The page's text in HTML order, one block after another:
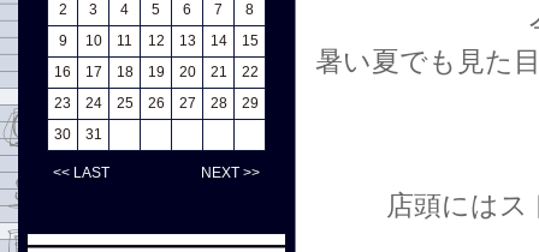
暑い夏でも見た
店頭には
2
3 4 5 6 7
8
9
10 11 12 13 14
15
16
17 18 19 20 21
22
23
24 25 26 27 28
29
30
31
<< LAST NEXT >>